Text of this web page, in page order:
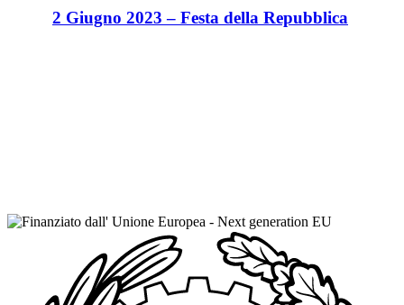
2 Giugno 2023 – Festa della Repubblica